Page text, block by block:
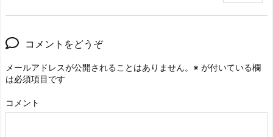
コメントをどうぞ
メールアドレスが公開されることはありません。 ※ が付いている欄
は必須項目です
コメント